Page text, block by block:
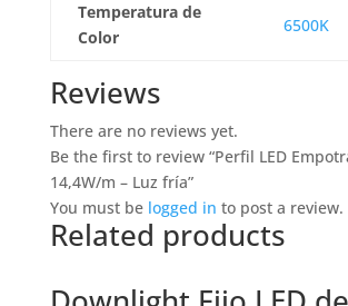
Temperatura de
Color
6500K
Reviews
There are no reviews yet.
Be the first to review “Perfil LED
14,4W/m – Luz fría”
You must be logged in to post a review.
Related products